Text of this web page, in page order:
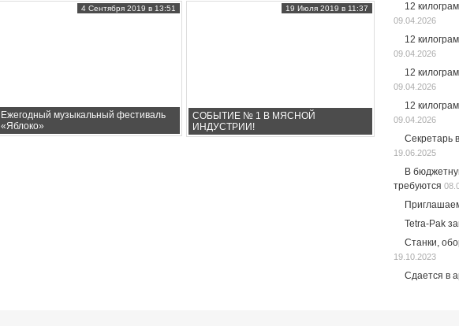
Ежегодный музыкальный фестиваль
«Яблоко»
4 Сентября 2019 в 13:51
СОБЫТИЕ № 1 В МЯСНОЙ
ИНДУСТРИИ!
19 Июля 2019 в 11:37 12
09.04.2026
12
09.04.2026
12
09.04.2026
12
09.04.2026
Секретарь
19.06.2025
В
требуются
Tetra-Pak
Станки,
19.10.2023
Сдается в